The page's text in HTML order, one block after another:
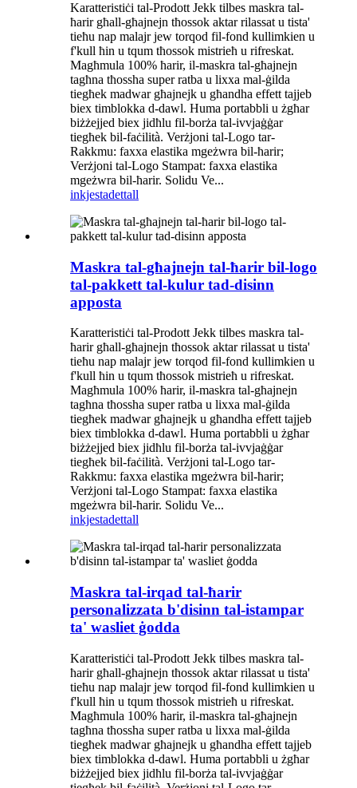
Karatteristiċi tal-Prodott Jekk tilbes maskra tal-
ħarir għall-għajnejn tħossok aktar rilassat u tista'
tieħu nap malajr jew torqod fil-fond kullimkien u
f'kull ħin u tqum tħossok mistrieħ u rifreskat.
Magħmula 100% ħarir, il-maskra tal-għajnejn
tagħna tħossha super ratba u lixxa mal-ġilda
tiegħek madwar għajnejk u għandha effett tajjeb
biex timblokka d-dawl. Huma portabbli u żgħar
biżżejjed biex jidħlu fil-borża tal-ivvjaġġar
tiegħek bil-faċilità. Verżjoni tal-Logo tar-
Rakkmu: faxxa elastika mgeżwra bil-ħarir;
Verżjoni tal-Logo Stampat: faxxa elastika
mgeżwra bil-ħarir. Solidu Ve...
inkjestadettall
Maskra tal-għajnejn tal-ħarir bil-logo
tal-pakkett tal-kulur tad-disinn
apposta
Karatteristiċi tal-Prodott Jekk tilbes maskra tal-
ħarir għall-għajnejn tħossok aktar rilassat u tista'
tieħu nap malajr jew torqod fil-fond kullimkien u
f'kull ħin u tqum tħossok mistrieħ u rifreskat.
Magħmula 100% ħarir, il-maskra tal-għajnejn
tagħna tħossha super ratba u lixxa mal-ġilda
tiegħek madwar għajnejk u għandha effett tajjeb
biex timblokka d-dawl. Huma portabbli u żgħar
biżżejjed biex jidħlu fil-borża tal-ivvjaġġar
tiegħek bil-faċilità. Verżjoni tal-Logo tar-
Rakkmu: faxxa elastika mgeżwra bil-ħarir;
Verżjoni tal-Logo Stampat: faxxa elastika
mgeżwra bil-ħarir. Solidu Ve...
inkjestadettall
Maskra tal-irqad tal-ħarir
personalizzata b'disinn tal-istampar
ta' wasliet ġodda
Karatteristiċi tal-Prodott Jekk tilbes maskra tal-
ħarir għall-għajnejn tħossok aktar rilassat u tista'
tieħu nap malajr jew torqod fil-fond kullimkien u
f'kull ħin u tqum tħossok mistrieħ u rifreskat.
Magħmula 100% ħarir, il-maskra tal-għajnejn
tagħna tħossha super ratba u lixxa mal-ġilda
tiegħek madwar għajnejk u għandha effett tajjeb
biex timblokka d-dawl. Huma portabbli u żgħar
biżżejjed biex jidħlu fil-borża tal-ivvjaġġar